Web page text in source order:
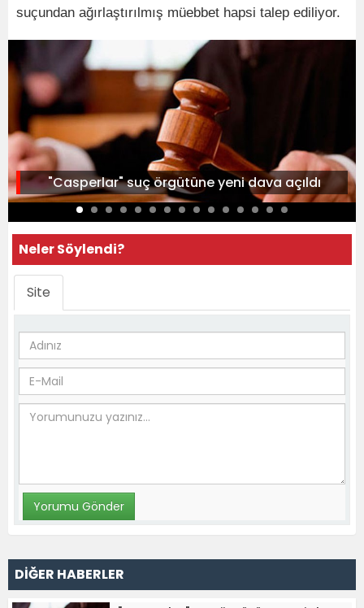
suçundan ağırlaştırılmış müebbet hapsi talep ediliyor.
"Casperlar" suç örgütüne yeni dava açıldı
Neler Söylendi?
Site
DİĞER HABERLER